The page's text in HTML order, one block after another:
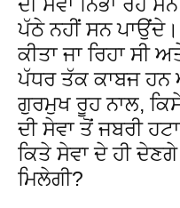
ਪੱਠੇ ਨਹੀਂ ਸਨ
ਕੀਤਾ ਜਾ ਰਿਹਾ
ਪੱਧਰ ਤੱਕ ਕਾਬਜ ਹਨ
ਗੁਰਮੁਖ ਰੂਹ ਨਾਲ,
ਦੀ ਸੇਵਾ ਤੋਂ ਜਬਰੀ
ਕਿਤੇ ਸੇਵਾ ਦੇ ਹੀ
ਮਿਲੇਗੀ?